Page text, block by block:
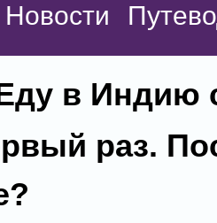
Новости
в Индию
раз.